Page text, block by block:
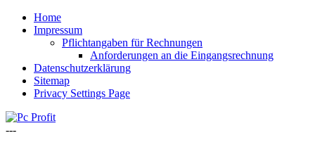
Home
Impressum
Pflichtangaben für Rechnungen
Anforderungen an die Eingangsrechnung
Datenschutzerklärung
Sitemap
Privacy Settings Page
---